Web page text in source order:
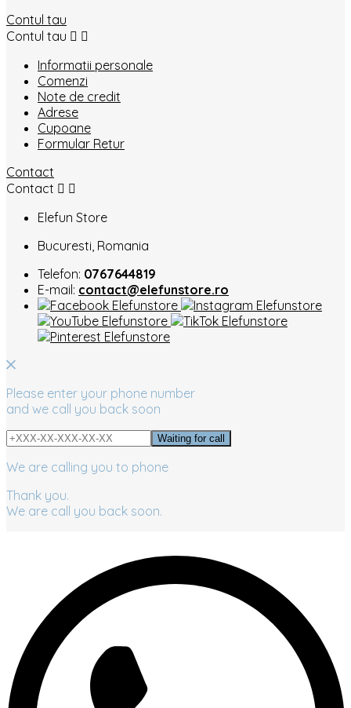
Contul tau
Contul tau  
Informatii personale
Comenzi
Note de credit
Adrese
Cupoane
Formular Retur
Contact
Contact  
Elefun Store
Bucuresti, Romania
Telefon: 0767644819
E-mail: contact@elefunstore.ro
Please enter your phone number
and we call you back soon
We are calling you to phone
Thank you.
We are call you back soon.